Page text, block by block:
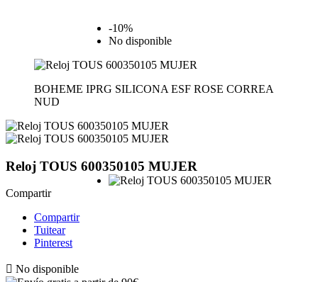
-10%
No disponible
BOHEME IPRG SILICONA ESF ROSE CORREA
NUD
Reloj TOUS 600350105 MUJER
Compartir
Compartir
Tuitear
Pinterest
 No disponible